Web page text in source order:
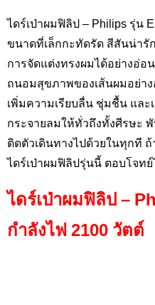
ไดร์เป่าผมฟิลิป – Philips รุ่น
ขนาดที่เล็กกะทัดรัด สีสันน่ารั
การจัดแต่งทรงผมได้อย่างอ่
ถนอมสุขภาพของเส้นผมอย่า
เพิ่มความเรียบลื่น ชุ่มชื้น และ
กระจายลมให้ทั่วถึงทั้งศีรษะ
ติดตัวเดินทางไปด้วยในทุกที
ไดร์เป่าผมฟิลิปรุ่นนี้ ตอบโจท
ไดร์เป่าผมฟิลิป –
กำลังไฟ 2100 วัตต์